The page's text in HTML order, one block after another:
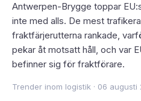
Antwerpen-Brygge toppar
inte med alls. De mest
fraktfärjerutterna rankade,
pekar åt motsatt håll, och var
befinner sig för fraktförare.
Trender inom logistik · 06 augusti